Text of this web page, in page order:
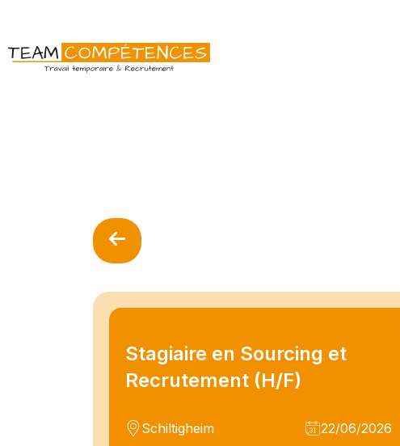
Stagiaire en Sourcing et
Recrutement (H/F)
Schiltigheim
22/06/2026